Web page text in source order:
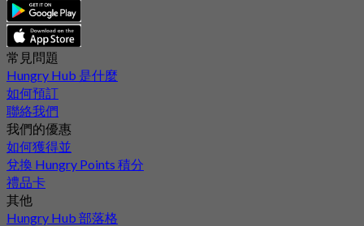
常見問題
Hungry Hub 是什麼
如何預訂
聯絡我們
我們的優惠
如何獲得並
兌換 Hungry Points 積分
禮品卡
其他
Hungry Hub 部落格